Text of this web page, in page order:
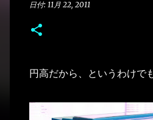
日付: 11月 22, 2011
円高だから、というわけで